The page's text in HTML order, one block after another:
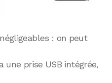
: on peut
une prise USB intégrée,